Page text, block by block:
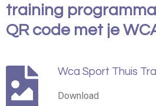
training
QR code met je
Wca Sport Thuis
Download